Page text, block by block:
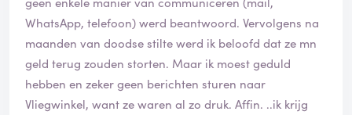
WhatsApp, telefoon) werd beantwoord. Vervolgens na
maanden van doodse stilte werd ik beloofd dat ze mn
geld terug zouden storten. Maar ik moest geduld
hebben en zeker geen berichten sturen naar
Vliegwinkel, want ze waren al zo druk. Affin. ..ik krijg